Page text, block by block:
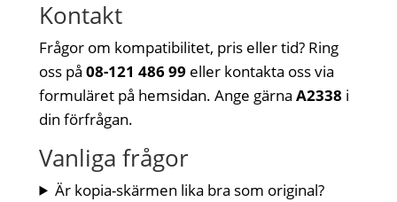
Kontakt
Frågor om kompatibilitet, pris eller tid? Ring
oss på08-121 486 99 eller kontakta oss via
formuläret på hemsidan. Ange gärnaA2338 i
din förfrågan.
Vanliga frågor
Är kopia-skärmen lika bra som original?